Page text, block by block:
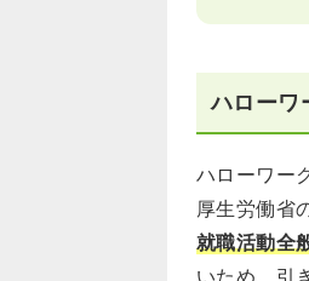
ハローワ
ハローワー
厚生労働省
就職活動全